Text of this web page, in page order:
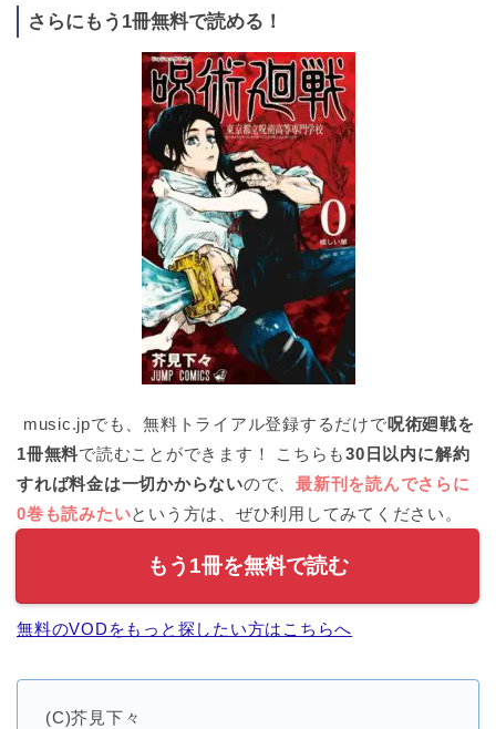
さらにもう1冊無料で読める！
music.jpでも、無料トライアル登録するだけで呪術廻戦を
1冊無料で読むことができます！ こちらも30日以内に解約
すれば料金は一切かからないので、最新刊を読んでさらに
0巻も読みたいという方は、ぜひ利用してみてください。
もう1冊を無料で読む
無料のVODをもっと探したい方はこちらへ
(C)芥見下々